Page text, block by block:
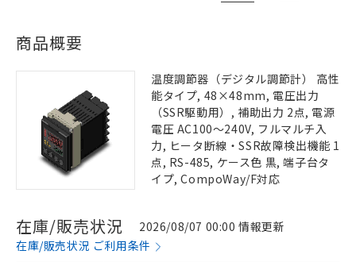
商品概要
温度調節器（デジタル調節計） 高性
能タイプ, 48×48mm, 電圧出力
（SSR駆動用）, 補助出力 2点, 電源
電圧 AC100～240V, フルマルチ入
力, ヒータ断線・SSR故障検出機能 1
点, RS-485, ケース色 黒, 端子台タ
イプ, CompoWay/F対応
在庫/販売状況
2026/08/07 00:00 情報更新
在庫/販売状況 ご利用条件